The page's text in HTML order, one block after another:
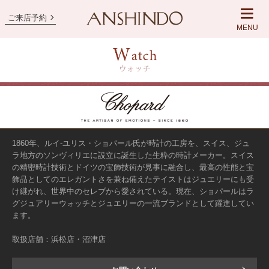
ご来店予約
MENU
1860年、ルイ‐ユリス・ショパール氏が時計の工房を、スイス、ジュ
ラ地方のソンヴィリエに設立に誕生した生粋の時計メーカー。スイス
の精密時計技術とドイツの宝飾技術が見事に融合し、最高の性能と宝
飾品としてのエレガントさを兼ね備えたテイストはジュエリーにも受
け継がれ、世界中のセレブから愛されている。現在、ショパールはラ
グジュアリーウォッチとジュエリーの一流ブランドとして躍進してい
ます。
取扱店舗：浜松店・沼津店